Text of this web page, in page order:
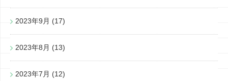
2023年9月 (17)
2023年8月 (13)
2023年7月 (12)